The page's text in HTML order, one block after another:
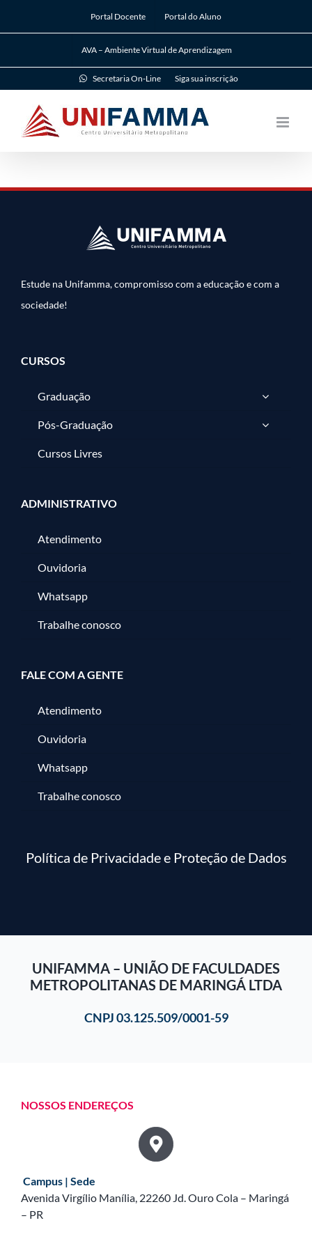
Portal Docente Portal do Aluno
AVA – Ambiente Virtual de Aprendizagem
Secretaria On-Line Siga sua inscrição
Estude na Unifamma, compromisso com a educação e com a
sociedade!
CURSOS
Graduação
Pós-Graduação
Cursos Livres
ADMINISTRATIVO
Atendimento
Ouvidoria
Whatsapp
Trabalhe conosco
FALE COM A GENTE
Atendimento
Ouvidoria
Whatsapp
Trabalhe conosco
Política de Privacidade e Proteção de Dados
UNIFAMMA – UNIÃO DE FACULDADES
METROPOLITANAS DE MARINGÁ LTDA
CNPJ 03.125.509/0001-59
NOSSOS ENDEREÇOS
Campus | Sede
Avenida Virgílio Manília, 22260 Jd. Ouro Cola – Maringá
– PR